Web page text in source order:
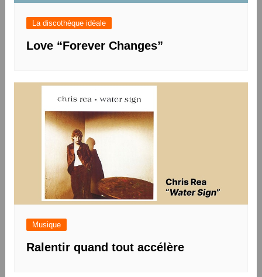
La discothèque idéale
Love “Forever Changes”
Musique
Ralentir quand tout accélère